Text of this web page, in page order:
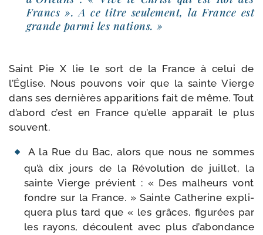
Francs ». A ce titre seule­ment, la France est
grande par­mi les nations. »
Saint Pie X lie le sort de la France à celui de
l’Église. Nous pou­vons voir que la sainte Vierge
dans ses der­nières appa­ri­tions fait de même. Tout
d’abord c’est en France qu’elle appa­raît le plus
souvent.
A la Rue du Bac, alors que nous ne sommes
qu’à dix jours de la Révolution de juillet, la
sainte Vierge pré­vient : « Des mal­heurs vont
fondre sur la France. » Sainte Catherine expli­
que­ra plus tard que « les grâces, figu­rées par
les rayons, découlent avec plus d’abondance